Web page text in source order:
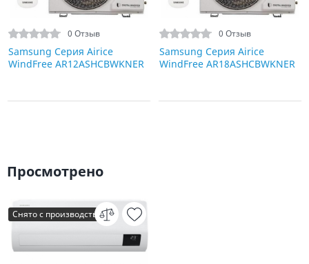
0 Отзыв
Samsung Серия Airice
WindFree AR12ASHCBWKNER
0 Отзыв
Samsung Серия Airice
WindFree AR18ASHCBWKNER
Просмотрено
Снято с производства